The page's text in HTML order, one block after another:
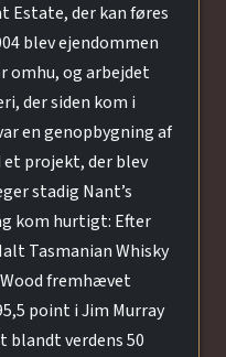
Estate, der kan føres
blev ejendommen
omhu, og arbejdet
der siden kom i
en genopbygning af
projekt, der blev
stadig Nant’s
kom hurtigt: Efter
Tasmanian Whisky
fremhævet
point i Jim Murray
blandt verdens 50